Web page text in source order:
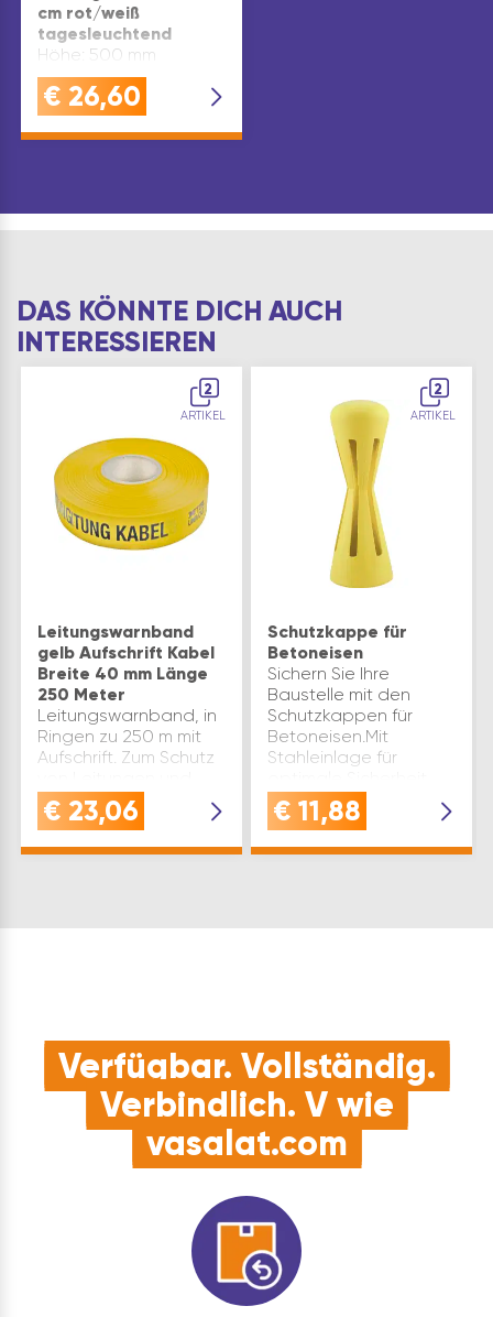
cm rot/weiß
tagesleuchtend
Höhe: 500 mm
€ 26,60
DAS KÖNNTE DICH AUCH
INTERESSIEREN
2
ARTIKEL
Leitungswarnband
gelb Aufschrift Kabel
Breite 40 mm Länge
250 Meter
Leitungswarnband, in
Ringen zu 250 m mit
Aufschrift. Zum Schutz
Rohren bei späteren
Grabungsarbeiten.
€ 23,06
2
ARTIKEL
Schutzkappe für
Betoneisen
Sichern Sie Ihre
Baustelle mit den
Schutzkappen für
Betoneisen.Mit
Stahleinlage für
Kleiner Kopf für eng
gereihte
€ 11,88
Verfügbar. Vollständig.
Verbindlich. V wie
vasalat.com